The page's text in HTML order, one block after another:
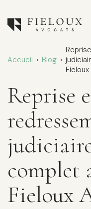
Accueil > Blog >
Reprise
complet
Fieloux